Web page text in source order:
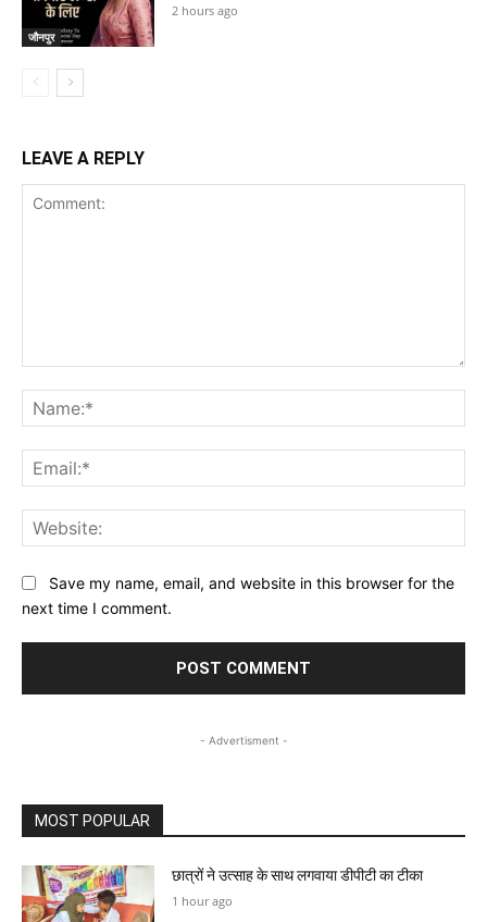
जौनपुर
2 hours ago
LEAVE A REPLY
Save my name, email, and website in this browser for the
next time I comment.
- Advertisment -
MOST POPULAR
छात्रों ने उत्साह के साथ लगवाया डीपीटी का टीका
1 hour ago